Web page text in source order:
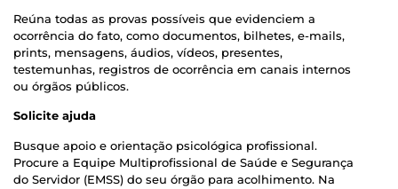
Reúna todas as provas possíveis que evidenciem a
ocorrência do fato, como documentos, bilhetes, e-mails,
prints, mensagens, áudios, vídeos, presentes,
testemunhas, registros de ocorrência em canais internos
ou órgãos públicos.
Solicite ajuda
Busque apoio e orientação psicológica profissional.
Procure a Equipe Multiprofissional de Saúde e Segurança
do Servidor (EMSS) do seu órgão para acolhimento. Na